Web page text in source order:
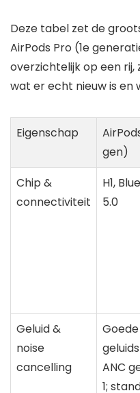
Deze tabel zet de
AirPods Pro (1e
overzichtelijk op een rij,
wat er echt nieuw is en
Eigenschap
gen)
Chip &
connectiviteit
H1,
5.0
Geluid &
noise
cancelling
Goede
ANC
1;